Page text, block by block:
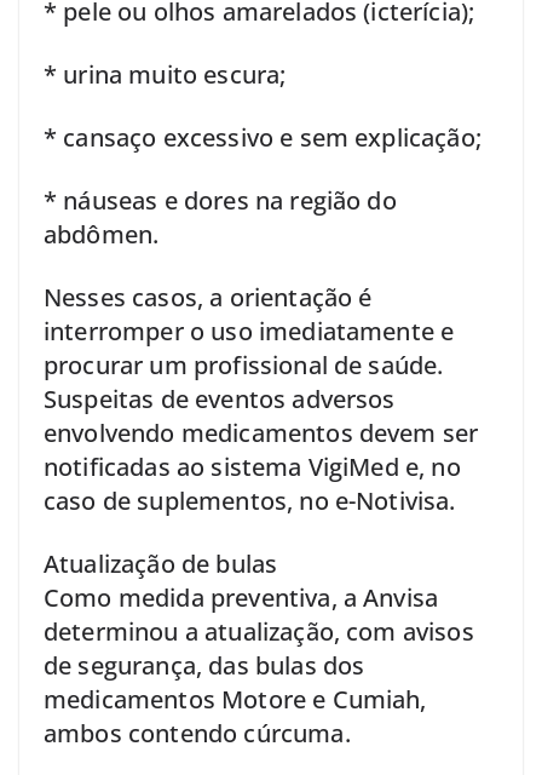
* pele ou olhos amarelados (icterícia);
* urina muito escura;
* cansaço excessivo e sem explicação;
* náuseas e dores na região do
abdômen.
Nesses casos, a orientação é
interromper o uso imediatamente e
procurar um profissional de saúde.
Suspeitas de eventos adversos
envolvendo medicamentos devem ser
notificadas ao sistema VigiMed e, no
caso de suplementos, no e-Notivisa.
Atualização de bulas
Como medida preventiva, a Anvisa
determinou a atualização, com avisos
de segurança, das bulas dos
medicamentos Motore e Cumiah,
ambos contendo cúrcuma.